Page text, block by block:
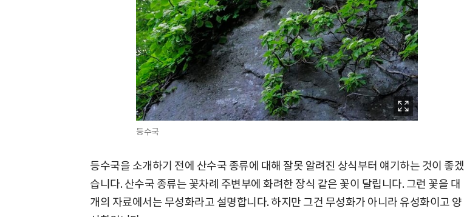
등수국
등수국을 소개하기 전에 산수국 종류에 대해 잘못 알려진 상식부터 얘기하는 것이 좋겠
습니다. 산수국 종류는 꽃차례 주변부에 화려한 장식 같은 꽃이 달립니다. 그런 꽃을 대
개의 자료에서는 무성화라고 설명합니다. 하지만 그건 무성화가 아니라 유성화이고 양